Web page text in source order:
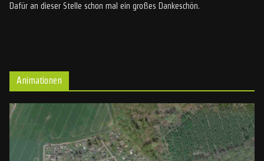
Dafür an dieser Stelle schon mal ein großes Dankeschön.
Animationen